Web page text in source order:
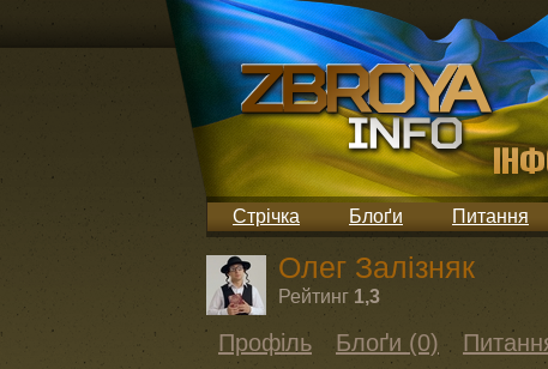
Стрічка Блоґи Питання
Олег Залізняк
Рейтинг 1,3
Профіль Блоґи (0)